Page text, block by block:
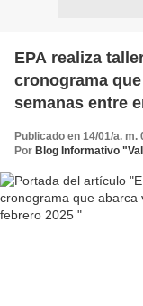
EPA realiza
cronograma
semanas entre
Publicado en 14/01/a. m.
Por Blog Informativo